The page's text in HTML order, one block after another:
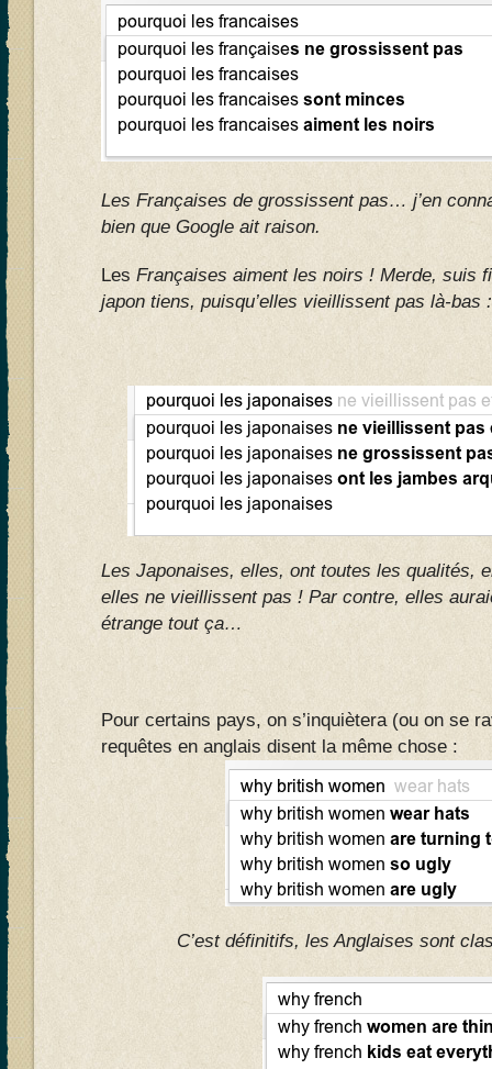
Les Françaises de grossissent pas… j’en
bien que Google ait raison.
Les Françaises aiment les noirs ! Merde, suis
japon tiens, puisqu’elles vieillissent pas là-bas :
Les Japonaises, elles, ont toutes les qualités,
elles ne vieillissent pas ! Par contre, elles
étrange tout ça…
Pour certains pays, on s’inquiètera (ou on se
requêtes en anglais disent la même chose :
C’est définitifs, les Anglaises sont